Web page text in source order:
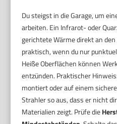
Du steigst in die Garage, um
arbeiten. Ein Infrarot- oder
gerichtete Wärme direkt an
praktisch, wenn du nur
Heiße Oberflächen können
entzünden. Praktischer
montiert oder auf einem
Strahler so aus, dass er nicht
Materialien zeigt. Prüfe die